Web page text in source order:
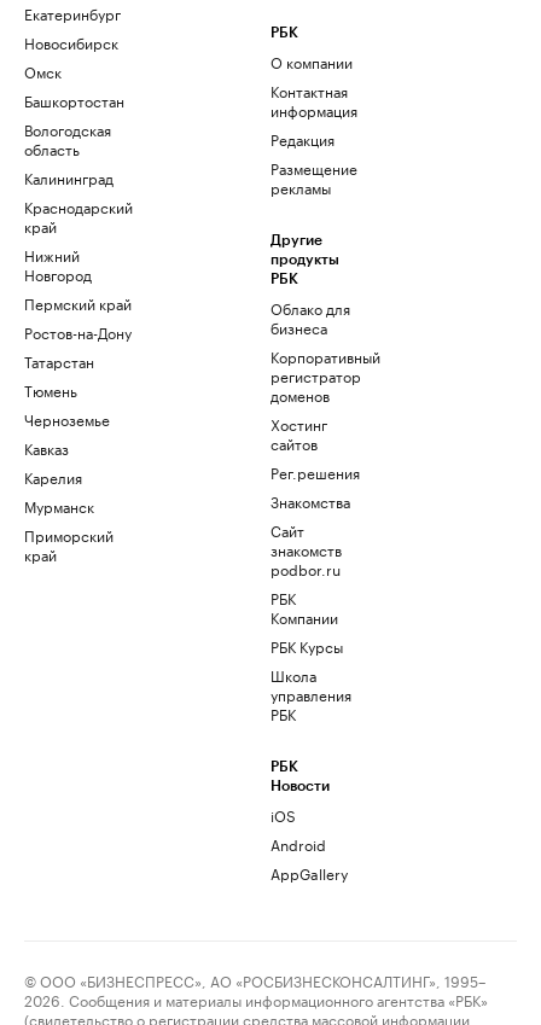
Екатеринбург
Новосибирск
Омск
Башкортостан
Вологодская
область
Калининград
Краснодарский
край
Нижний
Новгород
Пермский край
Ростов-на-Дону
Татарстан
Тюмень
Черноземье
Кавказ
Карелия
Мурманск
Приморский
край
РБК
О компании
Контактная
информация
Редакция
Размещение
рекламы
Другие
продукты
РБК
Облако для
бизнеса
Корпоративный
регистратор
доменов
Хостинг
сайтов
Рег.решения
Знакомства
Сайт
знакомств
podbor.ru
РБК
Компании
РБК Курсы
Школа
управления
РБК
РБК
Новости
iOS
Android
AppGallery
© ООО «БИЗНЕСПРЕСС», АО «РОСБИЗНЕСКОНСАЛТИНГ», 1995–
2026. Сообщения и материалы информационного агентства «РБК»
(свидетельство о регистрации средства массовой информации